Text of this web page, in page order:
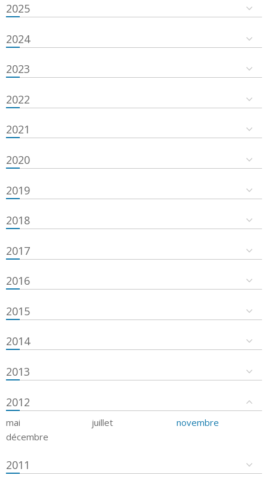
2025
2024
2023
2022
2021
2020
2019
2018
2017
2016
2015
2014
2013
2012
mai juillet
novembre
décembre
2011